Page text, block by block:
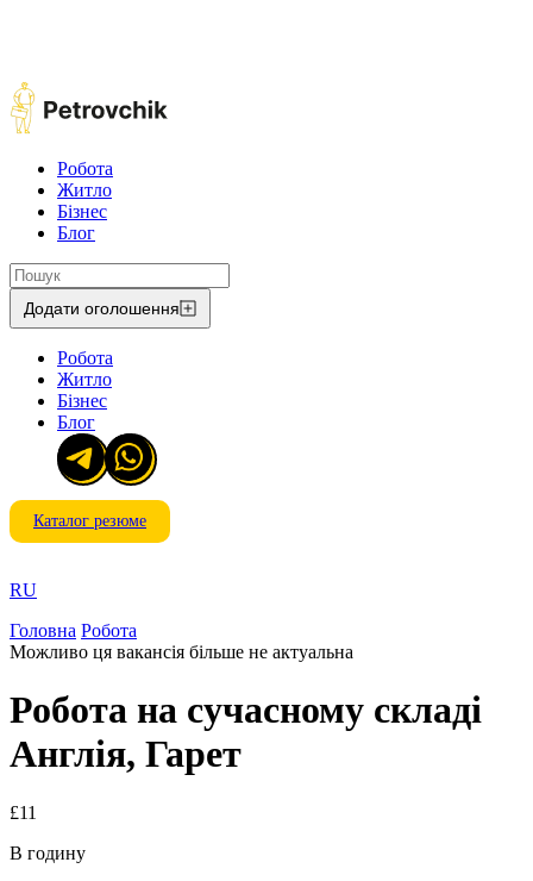
Робота
Житло
Бізнес
Блог
Додати оголошення
Робота
Житло
Бізнес
Блог
Каталог резюме
RU
Головна Робота
Можливо ця вакансія більше не актуальна
Робота на сучасному складі
Англія, Гарет
£11
В годину